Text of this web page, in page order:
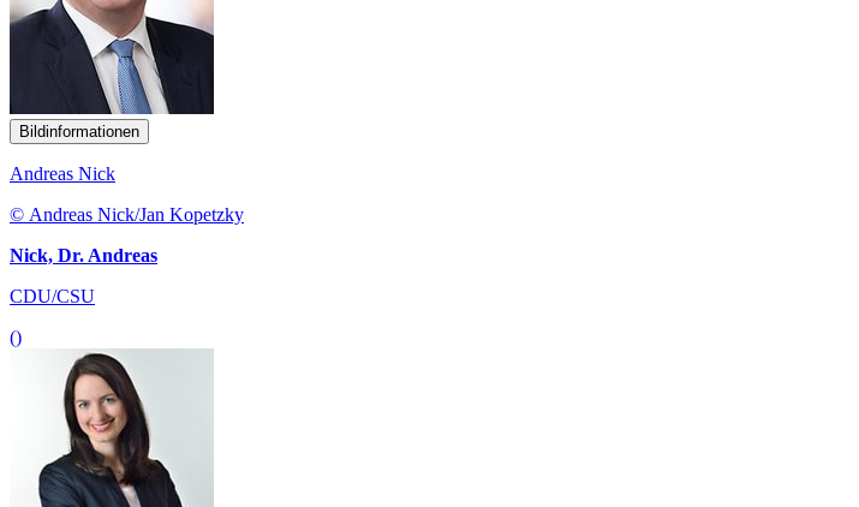
Bildinformationen
Andreas Nick
© Andreas Nick/Jan Kopetzky
Nick, Dr. Andreas
CDU/CSU
()